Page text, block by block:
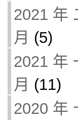
2021 年
月 (5)
2021 年
月 (11)
2020 年